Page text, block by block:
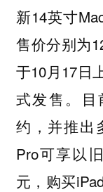
新14英寸
售价分别为
于10月17日
式发售。目
约，并推出
Pro可享以
元，购买